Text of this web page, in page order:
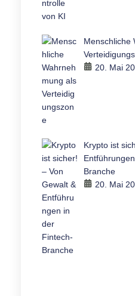
Menschliche
20. Mai
Krypto ist
Branche
20. Mai